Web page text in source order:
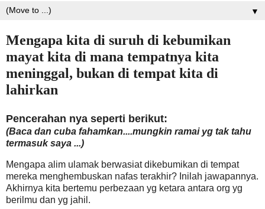
▼
Mengapa kita di suruh di kebumikan
mayat kita di mana tempatnya kita
meninggal, bukan di tempat kita di
lahirkan
Pencerahan nya seperti berikut:
(Baca dan cuba fahamkan....mungkin ramai yg tak tahu
termasuk saya ...)
Mengapa alim ulamak berwasiat dikebumikan di tempat
mereka menghembuskan nafas terakhir? Inilah jawapannya.
Akhirnya kita bertemu perbezaan yg ketara antara org yg
berilmu dan yg jahil.